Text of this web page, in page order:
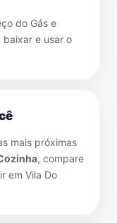
do Gás e
baixar e usar o
mais próximas
, compare
em Vila Do